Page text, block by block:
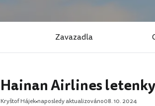
Zavazadla
Hainan Airlines letenky
Kryštof Hájek naposledy aktualizováno08. 10. 2024